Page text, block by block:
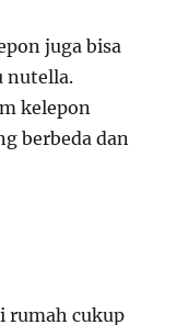
juga bisa
nutella.
kelepon
berbeda dan
rumah cukup